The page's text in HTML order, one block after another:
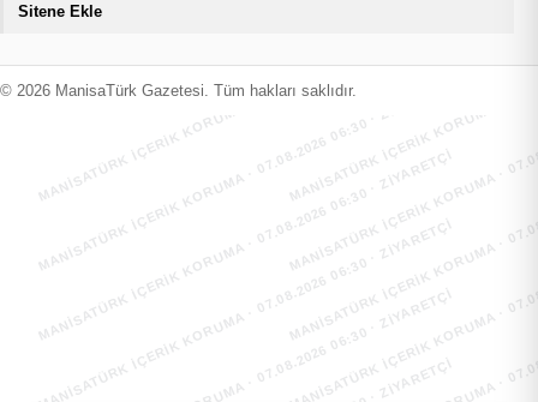
Sitene Ekle
© 2026 ManisaTürk Gazetesi. Tüm hakları saklıdır.
MANİSATÜRK İÇERİK KORUMA · 07.08.2026 06:30 · ZIYARETÇI
MANİSATÜRK İÇERİK KORUMA
MANİSATÜRK İÇERİK KORUMA · 07.08.2026 06:30 · ZIYARETÇI
MANİSATÜRK İÇERİK KORUMA
MANİSATÜRK İÇERİK KORUMA · 07.08.2026 06:30 · ZIYARETÇI
MANİSATÜRK İÇERİK KORUMA
MANİSATÜRK İÇERİK KORUMA · 07.08.2026 06:30 · ZIYARETÇI
MANİSATÜRK İÇERİK KORUMA